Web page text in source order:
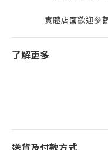
實體店面歡迎參
了解更多
送貨及付款方式